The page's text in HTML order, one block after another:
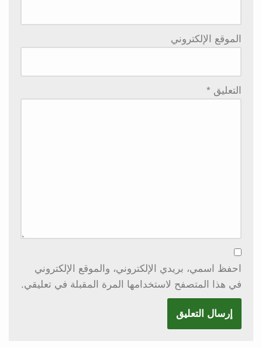
الموقع الإلكتروني
التعليق *
احفظ اسمي، بريدي الإلكتروني، والموقع الإلكتروني
في هذا المتصفح لاستخدامها المرة المقبلة في تعليقي.